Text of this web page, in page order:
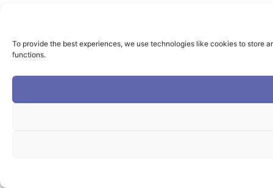
To provide the best experiences, we use technologies like cookies to store
functions.